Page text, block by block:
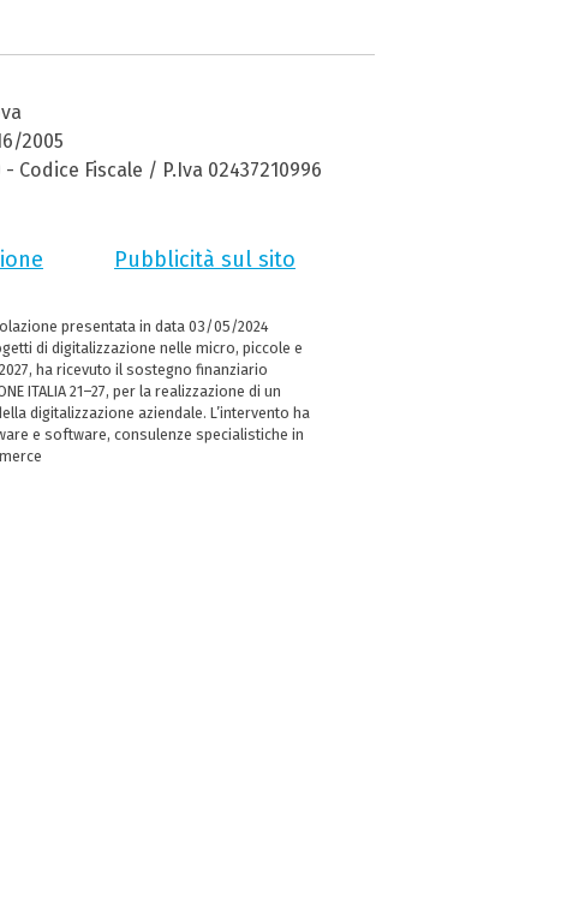
2005
Codice Fiscale / P.Iva 02437210996
Pubblicità sul sito
presentata in data 03/05/2024
di digitalizzazione nelle micro, piccole e
ha ricevuto il sostegno finanziario
ITALIA 21–27, per la realizzazione di un
digitalizzazione aziendale. L’intervento ha
e software, consulenze specialistiche in